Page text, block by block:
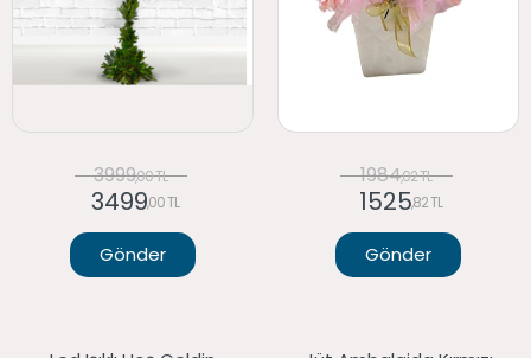
3999,00 TL
3499,00 TL
Gönder
1984,02 TL
1525,82 TL
Gönder